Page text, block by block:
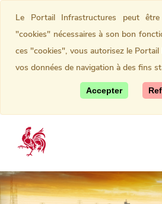
Le Portail Infrastructures peut
"cookies" nécessaires à son bon
ces "cookies", vous autorisez le
vos données de navigation à des fins
Accepter